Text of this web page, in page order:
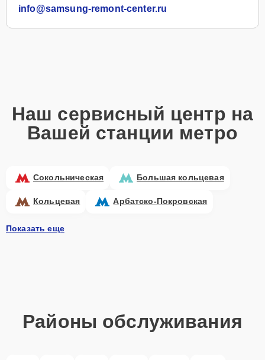
info@samsung-remont-center.ru
Наш сервисный центр на
Вашей станции метро
Сокольническая Большая кольцевая
Кольцевая Арбатско-Покровская
Показать еще
Районы обслуживания